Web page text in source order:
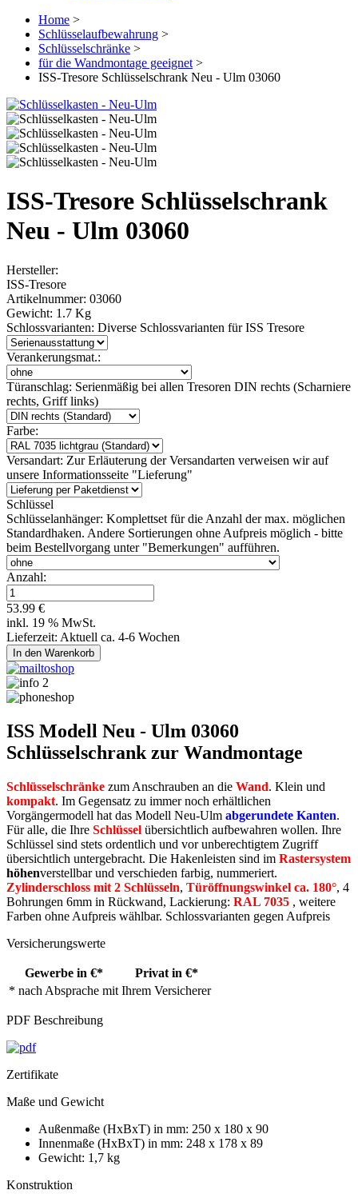
Home >
Schlüsselaufbewahrung >
Schlüsselschränke >
für die Wandmontage geeignet >
ISS-Tresore Schlüsselschrank Neu - Ulm 03060
ISS-Tresore Schlüsselschrank
Neu - Ulm 03060
Hersteller:
ISS-Tresore
Artikelnummer: 03060
Gewicht: 1.7 Kg
Schlossvarianten: Diverse Schlossvarianten für ISS Tresore
Verankerungsmat.:
Türanschlag: Serienmäßig bei allen Tresoren DIN rechts (Scharniere
rechts, Griff links)
Farbe:
Versandart: Zur Erläuterung der Versandarten verweisen wir auf
unsere Informationsseite "Lieferung"
Schlüssel
Schlüsselanhänger: Komplettset für die Anzahl der max. möglichen
Standardhaken. Andere Sortierungen ohne Aufpreis möglich - bitte
beim Bestellvorgang unter "Bemerkungen" aufführen.
Anzahl:
53.99 €
inkl. 19 % MwSt.
Lieferzeit: Aktuell ca. 4-6 Wochen
ISS Modell Neu - Ulm 03060
Schlüsselschrank zur Wandmontage
Schlüsselschränke zum Anschrauben an die Wand. Klein und
kompakt. Im Gegensatz zu immer noch erhältlichen
Vorgängermodell hat das Modell Neu-Ulm abgerundete Kanten.
Für alle, die Ihre Schlüssel übersichtlich aufbewahren wollen. Ihre
Schlüssel sind stets ordentlich und vor unberechtigtem Zugriff
übersichtlich untergebracht. Die Hakenleisten sind im Rastersystem
höhenverstellbar und verschieden farbig, nummeriert.
Zylinderschloss mit 2 Schlüsseln, Türöffnungswinkel ca. 180°, 4
Bohrungen 6mm in Rückwand, Lackierung: RAL 7035 , weitere
Farben ohne Aufpreis wählbar. Schlossvarianten gegen Aufpreis
Versicherungswerte
Gewerbe in €*
Privat in €*
* nach Absprache mit Ihrem Versicherer
PDF Beschreibung
Zertifikate
Maße und Gewicht
Außenmaße (HxBxT) in mm: 250 x 180 x 90
Innenmaße (HxBxT) in mm: 248 x 178 x 89
Gewicht: 1,7 kg
Konstruktion